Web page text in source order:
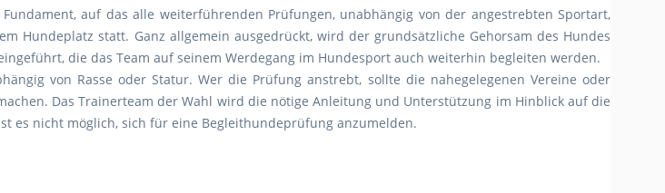
auf das alle weiterführenden Prüfungen, unabhängig von der angestrebten Sportart,
Hundeplatz statt. Ganz allgemein ausgedrückt, wird der grundsätzliche Gehorsam des Hundes
die das Team auf seinem Werdegang im Hundesport auch weiterhin begleiten werden.
von Rasse oder Statur. Wer die Prüfung anstrebt, sollte die nahegelegenen Vereine oder
Das Trainerteam der Wahl wird die nötige Anleitung und Unterstützung im Hinblick auf die
es nicht möglich, sich für eine Begleithundeprüfung anzumelden.